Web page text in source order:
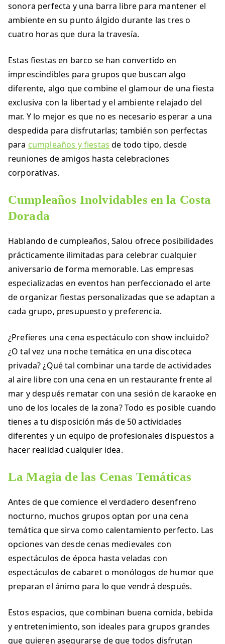
sonora perfecta y una barra libre para mantener el
ambiente en su punto álgido durante las tres o
cuatro horas que dura la travesía.
Estas fiestas en barco se han convertido en
imprescindibles para grupos que buscan algo
diferente, algo que combine el glamour de una fiesta
exclusiva con la libertad y el ambiente relajado del
mar. Y lo mejor es que no es necesario esperar a una
despedida para disfrutarlas; también son perfectas
para cumpleaños y fiestas de todo tipo, desde
reuniones de amigos hasta celebraciones
corporativas.
Cumpleaños Inolvidables en la Costa
Dorada
Hablando de cumpleaños, Salou ofrece posibilidades
prácticamente ilimitadas para celebrar cualquier
aniversario de forma memorable. Las empresas
especializadas en eventos han perfeccionado el arte
de organizar fiestas personalizadas que se adaptan a
cada grupo, presupuesto y preferencia.
¿Prefieres una cena espectáculo con show incluido?
¿O tal vez una noche temática en una discoteca
privada? ¿Qué tal combinar una tarde de actividades
al aire libre con una cena en un restaurante frente al
mar y después rematar con una sesión de karaoke en
uno de los locales de la zona? Todo es posible cuando
tienes a tu disposición más de 50 actividades
diferentes y un equipo de profesionales dispuestos a
hacer realidad cualquier idea.
La Magia de las Cenas Temáticas
Antes de que comience el verdadero desenfreno
nocturno, muchos grupos optan por una cena
temática que sirva como calentamiento perfecto. Las
opciones van desde cenas medievales con
espectáculos de época hasta veladas con
espectáculos de cabaret o monólogos de humor que
preparan el ánimo para lo que vendrá después.
Estos espacios, que combinan buena comida, bebida
y entretenimiento, son ideales para grupos grandes
que quieren asegurarse de que todos disfrutan